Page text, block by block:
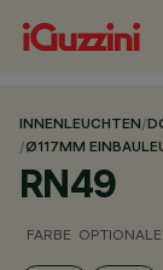
INNENLEUCHTEN/
/Ø117MM
RN49
FARBE